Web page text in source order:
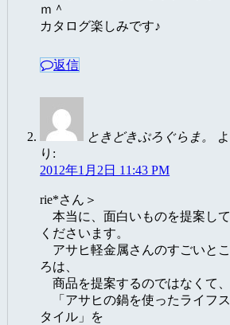
ｍ＾
カタログ楽しみです♪
返信
ときどきぷろぐらま。
よ
り:
2012年1月2日 11:43 PM
rie*さん＞
本当に、面白いものを提案して
くださいます。
アサヒ軽金属さんのすごいとこ
ろは、
商品を提案するのではなくて、
「アサヒの鍋を使ったライフス
タイル」を